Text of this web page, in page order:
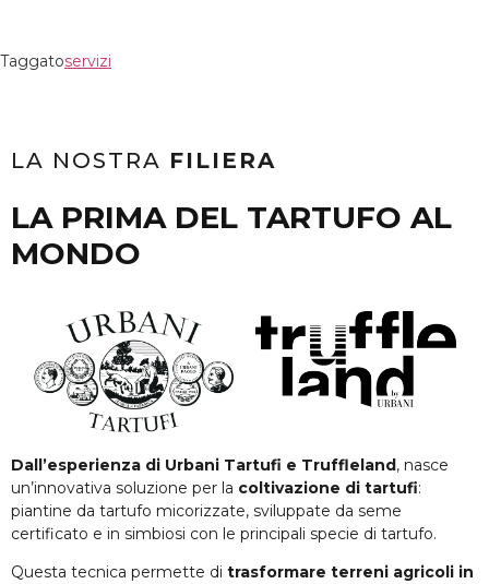
Taggatoservizi
LA NOSTRA FILIERA
LA PRIMA DEL TARTUFO AL
MONDO
Dall’esperienza di Urbani Tartufi e Truffleland, nasce
un’innovativa soluzione per la coltivazione di tartufi:
piantine da tartufo micorizzate, sviluppate da seme
certificato e in simbiosi con le principali specie di tartufo.
Questa tecnica permette di trasformare terreni agricoli in